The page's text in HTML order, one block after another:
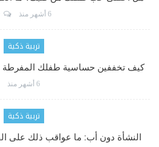
6 أشهر منذ
تربية ذكية
كيف تخففين حساسية طفلك المفرطة
6 أشهر منذ
تربية ذكية
النشأة دون أب: ما عواقب ذلك على